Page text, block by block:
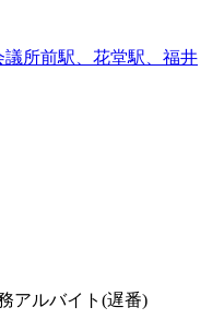
所前駅、花堂駅、福井
アルバイト(遅番)